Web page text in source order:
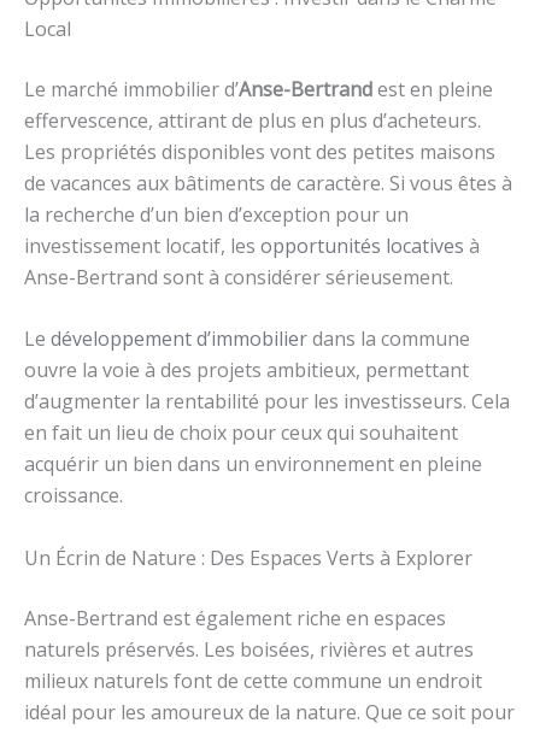
Local
Le marché immobilier d’Anse-Bertrandest en pleine
effervescence, attirant de plus en plus d’acheteurs.
Les propriétés disponibles vont des petites maisons
de vacances aux bâtiments de caractère. Si vous êtes à
la recherche d’un bien d’exception pour un
investissement locatif, les opportunités locatives à
Anse-Bertrand sont à considérer sérieusement.
Le développement d’immobilierdans la commune
ouvre la voie à des projets ambitieux, permettant
d’augmenter la rentabilité pour les investisseurs. Cela
en fait un lieu de choix pour ceux qui souhaitent
acquérir un bien dans un environnement en pleine
croissance.
Un Écrin de Nature : Des Espaces Verts à Explorer
Anse-Bertrand est également riche en espaces
naturels préservés. Les boisées, rivières et autres
milieux naturels font de cette commune un endroit
idéal pour les amoureux de la nature. Que ce soit pour